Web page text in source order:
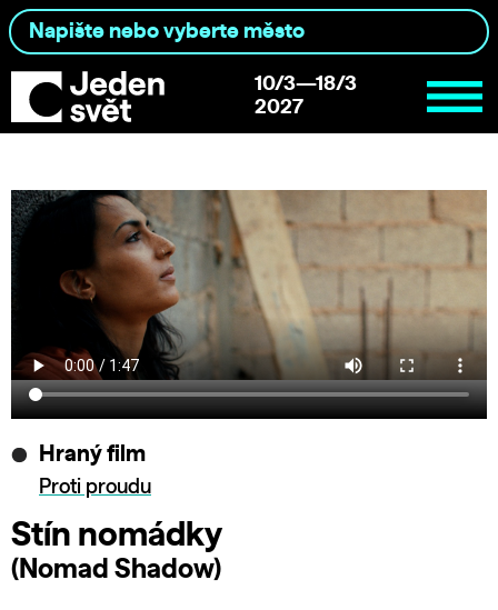
10/3—18/3
2027
Hraný film
Proti proudu
Stín nomádky
(Nomad Shadow)